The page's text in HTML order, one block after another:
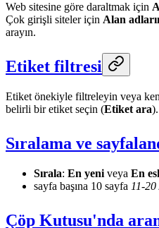
Web sitesine göre daraltmak için
Çok girişli siteler için Alan
arayın.
Etiket filtresi
Etiket önekiyle filtreleyin veya
belirli bir etiket seçin (Etiket ara).
Sıralama ve
Sırala: En yeni veya En
sayfa başına 10 sayfa 11-
Çöp Kutusu'nda